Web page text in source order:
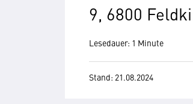
9, 6800
Lesedauer: 1 Minute
Stand: 21.08.2024